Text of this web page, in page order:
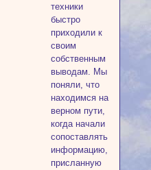
техники
быстро
приходили к
своим
собственным
выводам. Мы
поняли, что
находимся на
верном пути,
когда начали
сопоставлять
информацию,
присланную